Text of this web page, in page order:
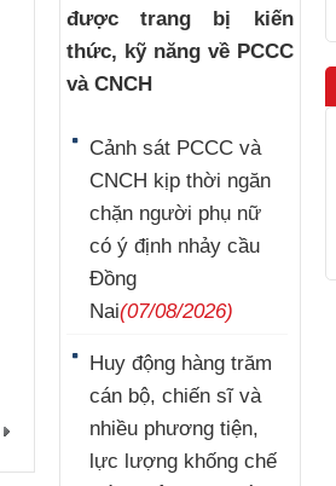
được trang bị kiến
thức, kỹ năng về PCCC
và CNCH
Cảnh sát PCCC và
CNCH kịp thời ngăn
chặn người phụ nữ
có ý định nhảy cầu
Đồng
Nai(07/08/2026)
Huy động hàng trăm
cán bộ, chiến sĩ và
nhiều phương tiện,
lực lượng khống chế